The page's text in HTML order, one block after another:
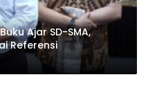
Ajar SD-SMA,
Referensi